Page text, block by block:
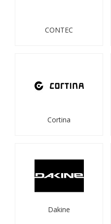
CONTEC
Cortina
Dakine